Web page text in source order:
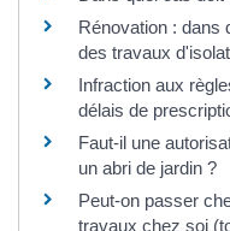
Rénovation : dans
des travaux
Infraction aux
délais de
Faut-il une
un abri de jardin ?
Peut-on passer
travaux chez soi